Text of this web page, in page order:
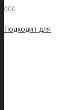
000
Подходит для